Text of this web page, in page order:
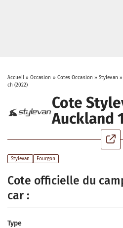
Accueil» Occasion » Cotes Occasion » Stylevan »
ch (2022)
Cote
Auckland
Stylevan Fourgon
Cote officielle du
car :
Type